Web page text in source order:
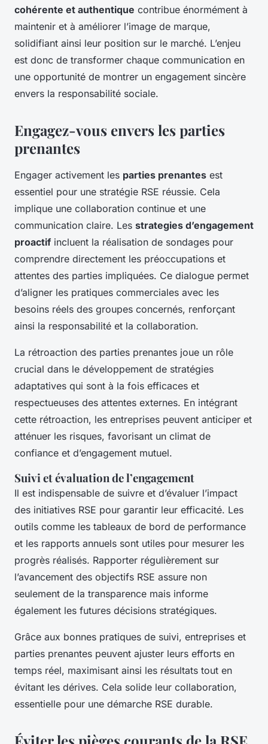
cohérente et authentique contribue énormément à
maintenir et à améliorer l’image de marque,
solidifiant ainsi leur position sur le marché. L’enjeu
est donc de transformer chaque communication en
une opportunité de montrer un engagement sincère
envers la responsabilité sociale.
Engagez-vous envers les parties
prenantes
Engager activement les parties prenantes est
essentiel pour une stratégie RSE réussie. Cela
implique une collaboration continue et une
communication claire. Les strategies d’engagement
proactif incluent la réalisation de sondages pour
comprendre directement les préoccupations et
attentes des parties impliquées. Ce dialogue permet
d’aligner les pratiques commerciales avec les
besoins réels des groupes concernés, renforçant
ainsi la responsabilité et la collaboration.
La rétroaction des parties prenantes joue un rôle
crucial dans le développement de stratégies
adaptatives qui sont à la fois efficaces et
respectueuses des attentes externes. En intégrant
cette rétroaction, les entreprises peuvent anticiper et
atténuer les risques, favorisant un climat de
confiance et d’engagement mutuel.
Suivi et évaluation de l’engagement
Il est indispensable de suivre et d’évaluer l’impact
des initiatives RSE pour garantir leur efficacité. Les
outils comme les tableaux de bord de performance
et les rapports annuels sont utiles pour mesurer les
progrès réalisés. Rapporter régulièrement sur
l’avancement des objectifs RSE assure non
seulement de la transparence mais informe
également les futures décisions stratégiques.
Grâce aux bonnes pratiques de suivi, entreprises et
parties prenantes peuvent ajuster leurs efforts en
temps réel, maximisant ainsi les résultats tout en
évitant les dérives. Cela solide leur collaboration,
essentielle pour une démarche RSE durable.